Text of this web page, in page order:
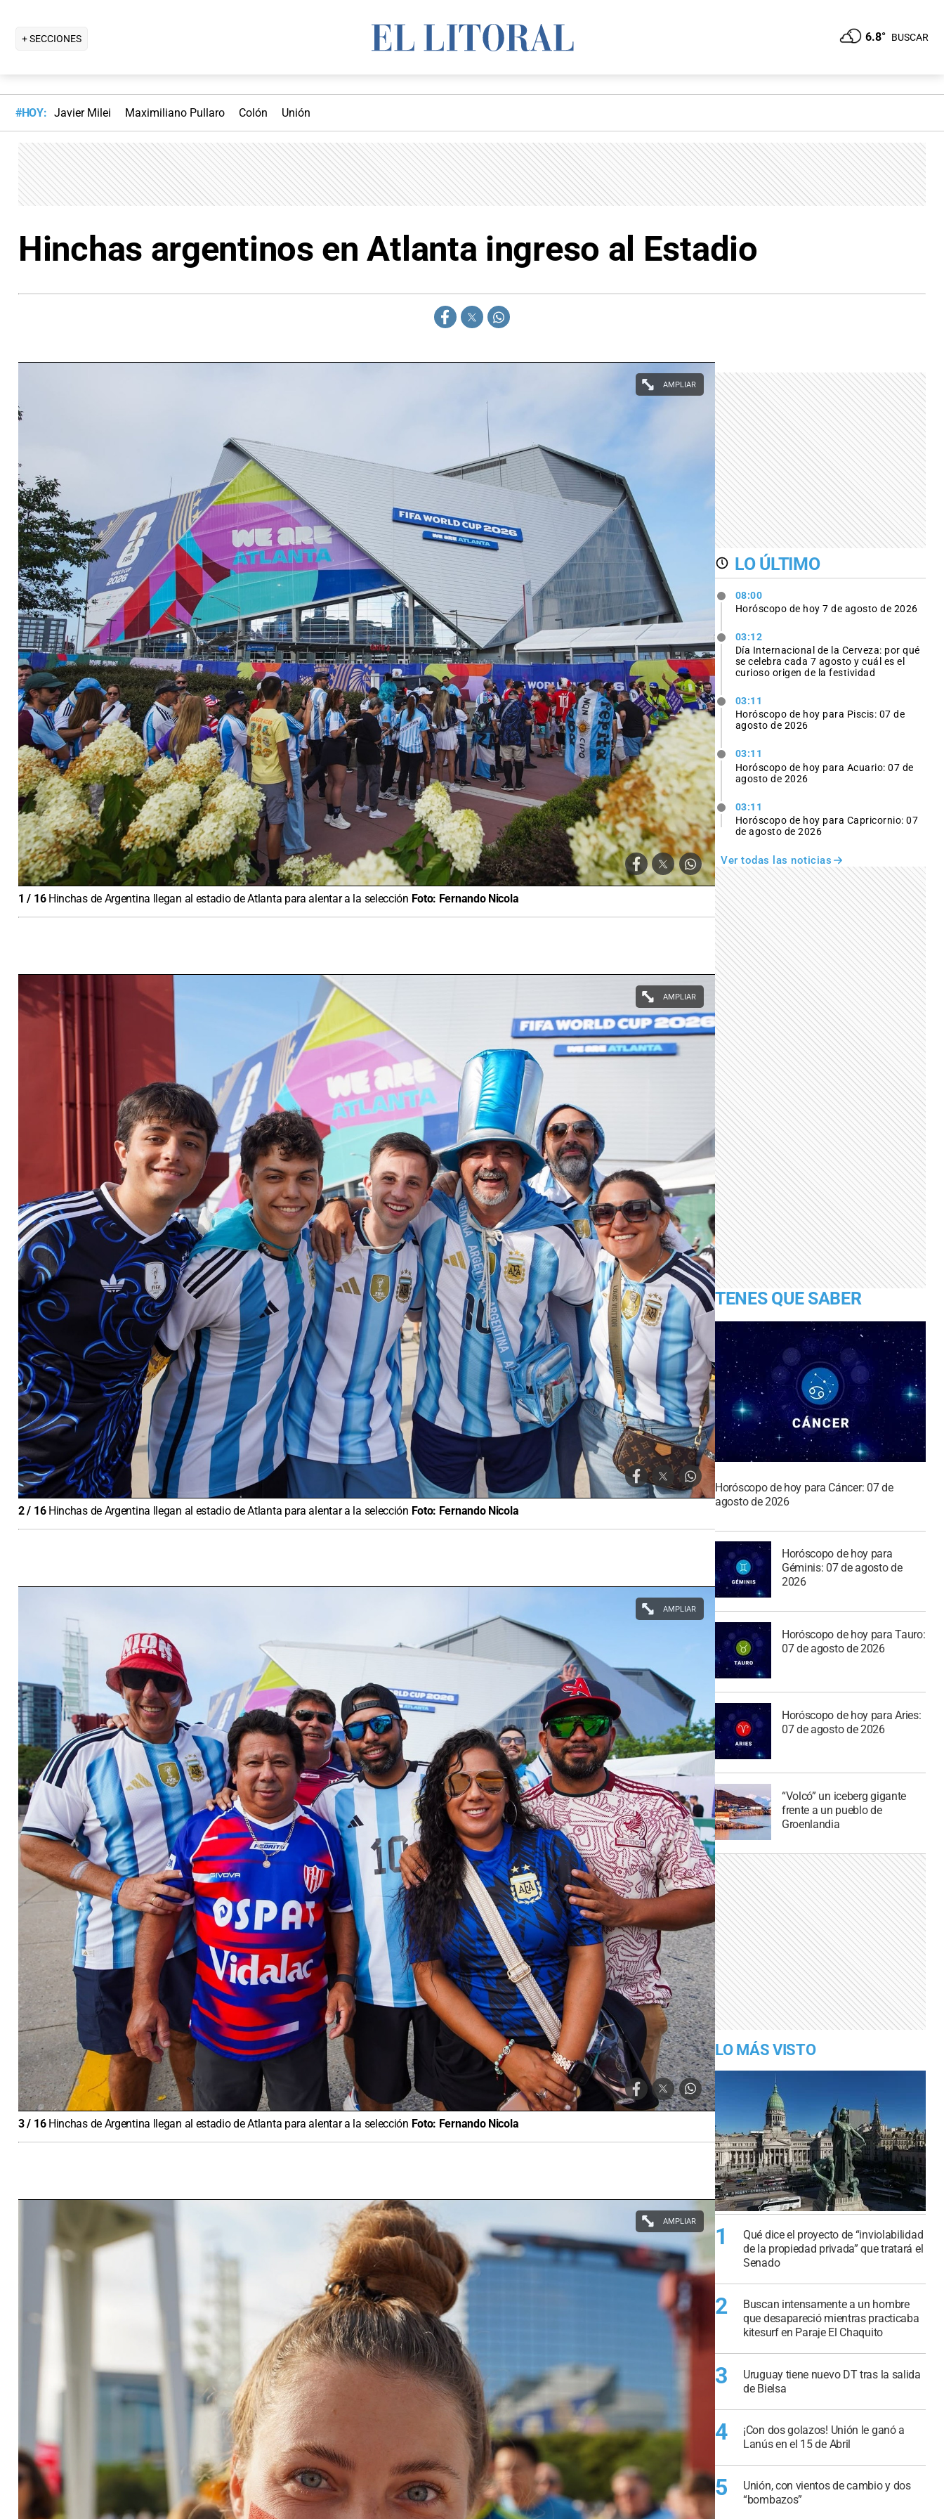
+ SECCIONES 6.8° BUSCAR
#HOY: Javier Milei Maximiliano Pullaro Colón Unión
Hinchas argentinos en Atlanta ingreso al Estadio
AMPLIAR
1 / 16 Hinchas de Argentina llegan al estadio de Atlanta para alentar a la selección Foto: Fernando Nicola
AMPLIAR
2/ 16 Hinchas de Argentina llegan al estadio de Atlanta para alentar a la selección Foto: Fernando Nicola
AMPLIAR
3/ 16 Hinchas de Argentina llegan al estadio de Atlanta para alentar a la selección Foto: Fernando Nicola
AMPLIAR
LO ÚLTIMO
08:00
Horóscopo de hoy 7 de agosto de 2026
03:12
Día Internacional de la Cerveza: por qué
se celebra cada 7 agosto y cuál es el
curioso origen de la festividad
03:11
Horóscopo de hoy para Piscis: 07 de
agosto de 2026
03:11
Horóscopo de hoy para Acuario: 07 de
agosto de 2026
03:11
Horóscopo de hoy para Capricornio: 07
de agosto de 2026
Ver todas las noticias
TENES QUE SABER
Horóscopo de hoy para Cáncer: 07 de
agosto de 2026
Horóscopo de hoy para
Géminis: 07 de agosto de
2026
Horóscopo de hoy para Tauro:
07 de agosto de 2026
Horóscopo de hoy para Aries:
07 de agosto de 2026
“Volcó” un iceberg gigante
frente a un pueblo de
Groenlandia
LO MÁS VISTO
1
Qué dice el proyecto de “inviolabilidad
de la propiedad privada” que tratará el
Senado
2
Buscan intensamente a un hombre
que desapareció mientras practicaba
kitesurf en Paraje El Chaquito
3
Uruguay tiene nuevo DT tras la salida
de Bielsa
4
¡Con dos golazos! Unión le ganó a
Lanús en el 15 de Abril
5
Unión, con vientos de cambio y dos
“bombazos”